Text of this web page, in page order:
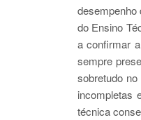
desempenho
do Ensino
a confirmar
sempre
sobretudo
incompletas
técnica